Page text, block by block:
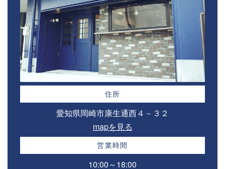
住所
愛知県岡崎市康生通西４－３２⁣
mapを見る
営業時間
10:00～18:00⁣